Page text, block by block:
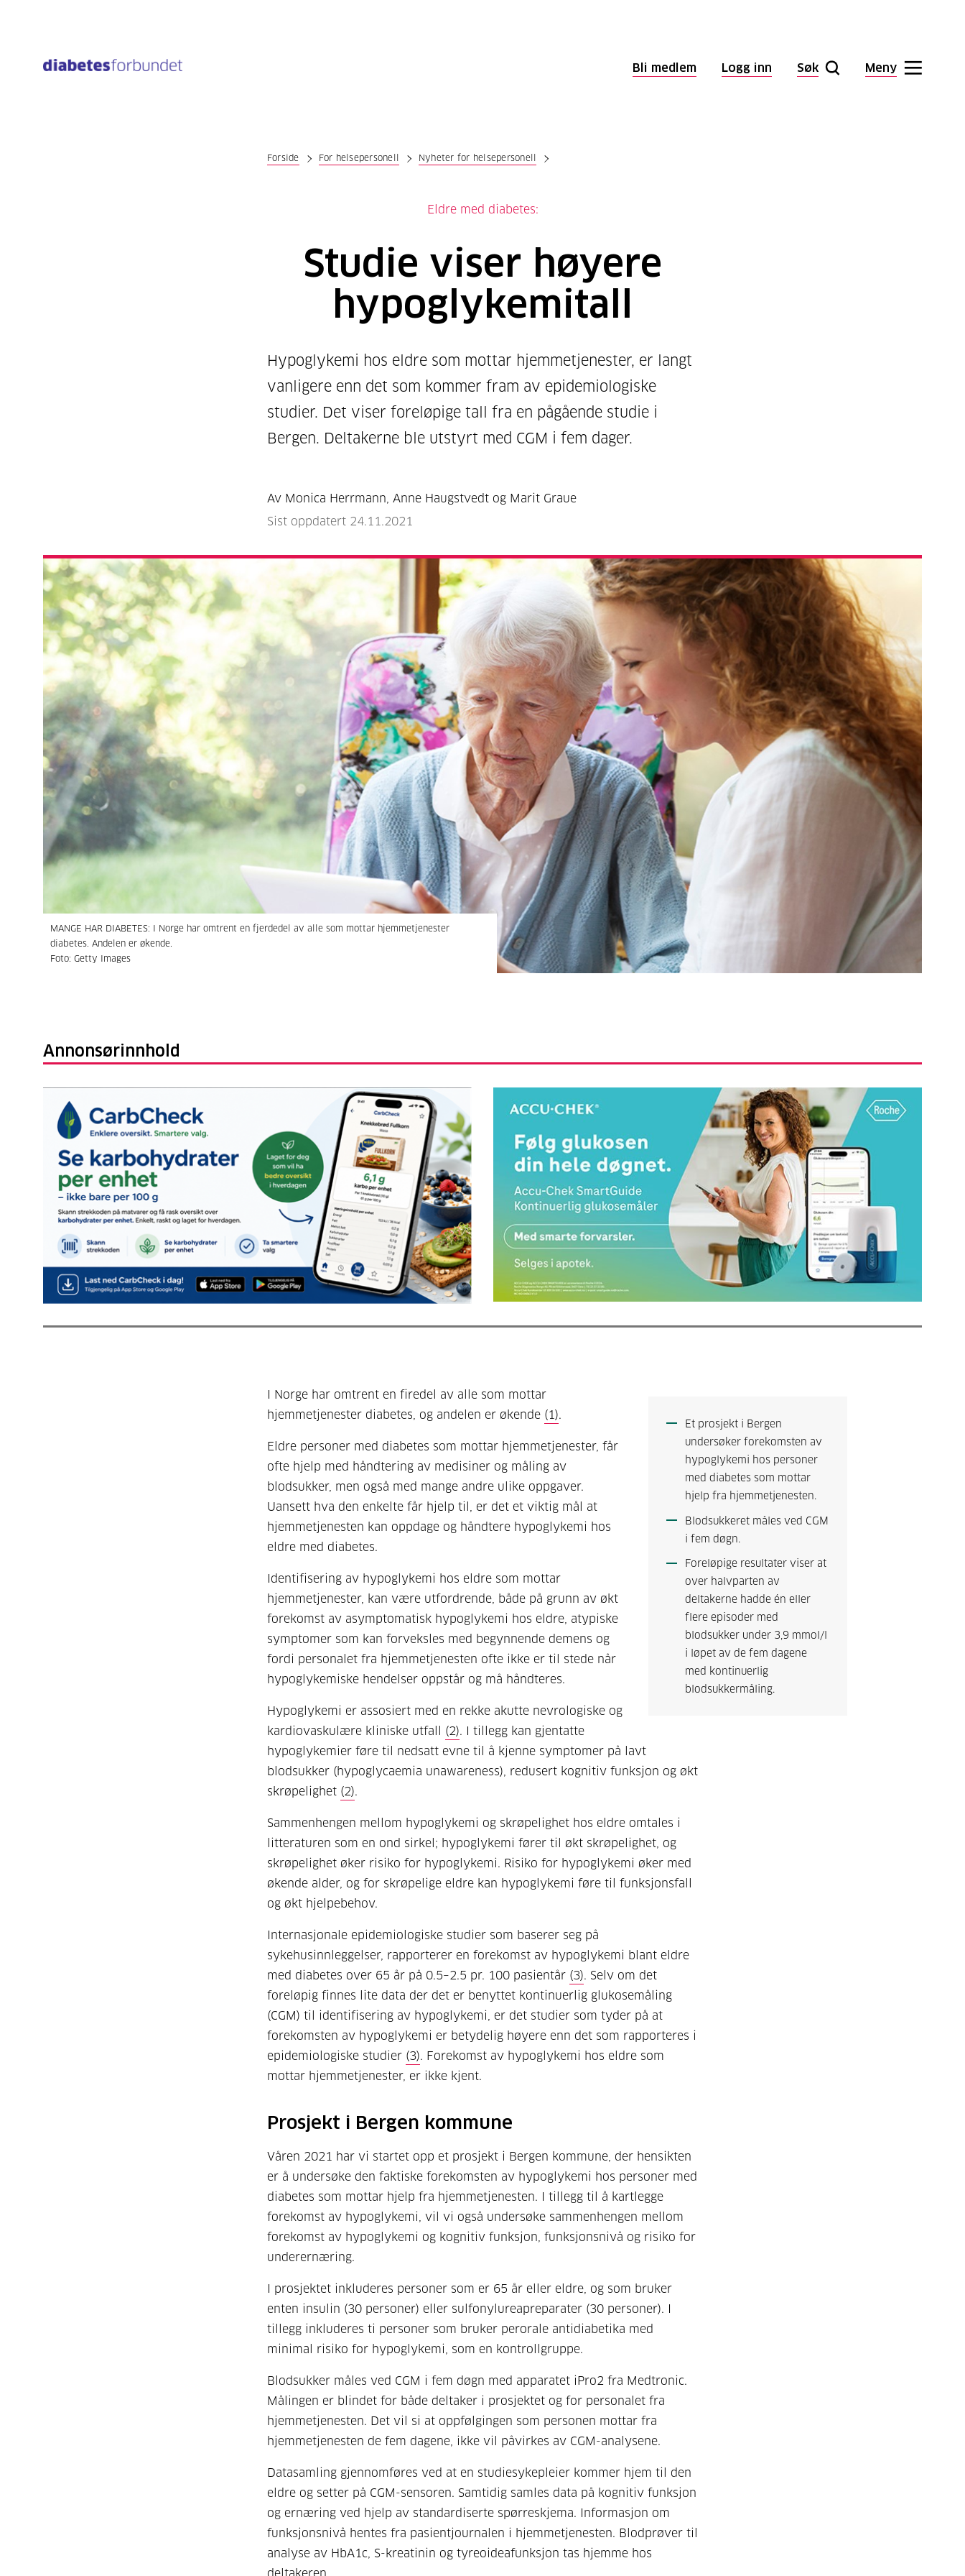
Bli medlem Logg inn Søk Meny
Forside For helsepersonell Nyheter for helsepersonell
Eldre med diabetes:
Studie viser høyere
hypoglykemitall
Hypoglykemi hos eldre som mottar hjemmetjenester, er langt
vanligere enn det som kommer fram av epidemiologiske
studier. Det viser foreløpige tall fra en pågående studie i
Bergen. Deltakerne ble utstyrt med CGM i fem dager.
Av Monica Herrmann, Anne Haugstvedt og Marit Graue
Sist oppdatert 24.11.2021
MANGE HAR DIABETES: I Norge har omtrent en fjerdedel av alle som mottar hjemmetjenester
diabetes. Andelen er økende.
Foto: Getty Images
Annonsørinnhold
Et prosjekt i Bergen
undersøker forekomsten av
hypoglykemi hos personer
med diabetes som mottar
hjelp fra hjemmetjenesten.
Blodsukkeret måles ved CGM
i fem døgn.
Foreløpige resultater viser at
over halvparten av
deltakerne hadde én eller
flere episoder med
blodsukker under 3,9 mmol/l
i løpet av de fem dagene
med kontinuerlig
blodsukkermåling.
I Norge har omtrent en firedel av alle som mottar
hjemmetjenester diabetes, og andelen er økende (1)
Eldre personer med diabetes som mottar hjemmetjenester, får
ofte hjelp med håndtering av medisiner og måling av
blodsukker, men også med mange andre ulike oppgaver.
Uansett hva den enkelte får hjelp til, er det et viktig mål at
hjemmetjenesten kan oppdage og håndtere hypoglykemi hos
eldre med diabetes.
Identifisering av hypoglykemi hos eldre som mottar
hjemmetjenester, kan være utfordrende, både på grunn av økt
forekomst av asymptomatisk hypoglykemi hos eldre, atypiske
symptomer som kan forveksles med begynnende demens og
fordi personalet fra hjemmetjenesten ofte ikke er til stede når
hypoglykemiske hendelser oppstår og må håndteres.
Hypoglykemi er assosiert med en rekke akutte nevrologiske og
kardiovaskulære kliniske utfall (2) . I tillegg kan gjentatte
hypoglykemier føre til nedsatt evne til å kjenne symptomer på lavt
blodsukker (hypoglycaemia unawareness), redusert kognitiv funksjon og økt
skrøpelighet (2)
Sammenhengen mellom hypoglykemi og skrøpelighet hos eldre omtales i
litteraturen som en ond sirkel; hypoglykemi fører til økt skrøpelighet, og
skrøpelighet øker risiko for hypoglykemi. Risiko for hypoglykemi øker med
økende alder, og for skrøpelige eldre kan hypoglykemi føre til funksjonsfall
og økt hjelpebehov.
Internasjonale epidemiologiske studier som baserer seg på
sykehusinnleggelser, rapporterer en forekomst av hypoglykemi blant eldre
med diabetes over 65 år på 0.5–2.5 pr. 100 pasientår (3) . Selv om det
foreløpig finnes lite data der det er benyttet kontinuerlig glukosemåling
(CGM) til identifisering av hypoglykemi, er det studier som tyder på at
forekomsten av hypoglykemi er betydelig høyere enn det som rapporteres i
epidemiologiske studier (3) . Forekomst av hypoglykemi hos eldre som
mottar hjemmetjenester, er ikke kjent.
Prosjekt i Bergen kommune
Våren 2021 har vi startet opp et prosjekt i Bergen kommune, der hensikten
er å undersøke den faktiske forekomsten av hypoglykemi hos personer med
diabetes som mottar hjelp fra hjemmetjenesten. I tillegg til å kartlegge
forekomst av hypoglykemi, vil vi også undersøke sammenhengen mellom
forekomst av hypoglykemi og kognitiv funksjon, funksjonsnivå og risiko for
underernæring.
I prosjektet inkluderes personer som er 65 år eller eldre, og som bruker
enten insulin (30 personer) eller sulfonylureapreparater (30 personer). I
tillegg inkluderes ti personer som bruker perorale antidiabetika med
minimal risiko for hypoglykemi, som en kontrollgruppe.
Blodsukker måles ved CGM i fem døgn med apparatet iPro2 fra Medtronic.
Målingen er blindet for både deltaker i prosjektet og for personalet fra
hjemmetjenesten. Det vil si at oppfølgingen som personen mottar fra
hjemmetjenesten de fem dagene, ikke vil påvirkes av CGM-analysene.
Datasamling gjennomføres ved at en studiesykepleier kommer hjem til den
eldre og setter på CGM-sensoren. Samtidig samles data på kognitiv funksjon
og ernæring ved hjelp av standardiserte spørreskjema. Informasjon om
funksjonsnivå hentes fra pasientjournalen i hjemmetjenesten. Blodprøver til
analyse av HbA1c, S-kreatinin og tyreoideafunksjon tas hjemme hos
deltakeren.